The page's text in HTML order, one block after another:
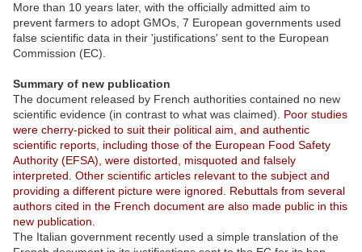
More than 10 years later, with the officially admitted aim to
prevent farmers to adopt GMOs, 7 European governments used
false scientific data in their 'justifications' sent to the European
Commission (EC).
Summary of new publication
The document released by French authorities contained no new
scientific evidence (in contrast to what was claimed). Poor studies
were cherry-picked to suit their political aim, and authentic
scientific reports, including those of the European Food Safety
Authority (EFSA), were distorted, misquoted and falsely
interpreted. Other scientific articles relevant to the subject and
providing a different picture were ignored. Rebuttals from several
authors cited in the French document are also made public in this
new publication.
The Italian government recently used a simple translation of the